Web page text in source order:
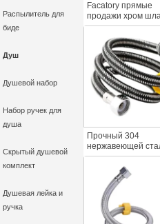
Распылитель для
биде
Душ
Душевой набор
Набор ручек для
душа
Скрытый душевой
комплект
Душевая лейка и
ручка
Facatory прямые
продажи хром
нагрудник кран 90
EPDM внутренняя
трубка душевой
304 нержавеющая
сталь гибкий
душ головы
Прочный 304
нержавеющей
кран аксессуары
открытый стоящий
горячий/холодный
прямая труба
двухголовый
металл